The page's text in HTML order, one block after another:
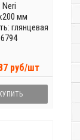
Neri
мм
глянцевая
руб/шт
КУПИТЬ